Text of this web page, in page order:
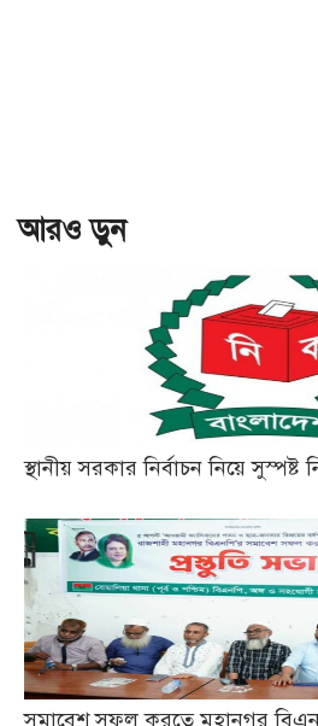
আরও ড়ুন
স্থানীয় সরকার নির্বাচন নিয়ে সুস্পষ্ট
সমাবেশ সফল করতে মহানগর